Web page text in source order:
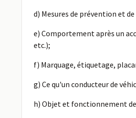
d) Mesures de prévention et
e) Comportement après un
etc.);
f) Marquage, étiquetage,
g) Ce qu'un conducteur de
h) Objet et fonctionnement